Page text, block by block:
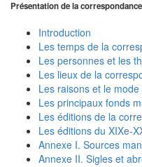
Présentation de la correspondance
Introduction
Les temps de la
Les personnes et les
Les lieux de la
Les raisons et le mode
Les principaux fonds
Les éditions de la
Les éditions du XIXe-
Annexe I. Sources
Annexe II. Sigles et